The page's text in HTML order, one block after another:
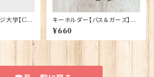
大学【Ca
キーホルダー【バス＆ガーズ】A&
S Gift 90425
¥660